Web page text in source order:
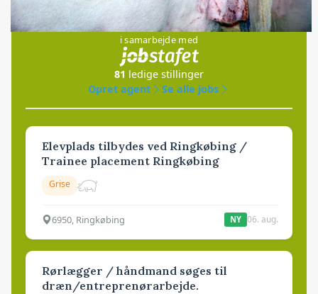
Jobs
i samarbejde med
81 ledige stillinger
Opret agent
Se alle jobs
Elevplads tilbydes ved Ringkøbing /
Trainee placement Ringkøbing
Grise
6950, Ringkøbing NY 06. aug.
Rørlægger / håndmand søges til
dræn/entreprenørarbejde.